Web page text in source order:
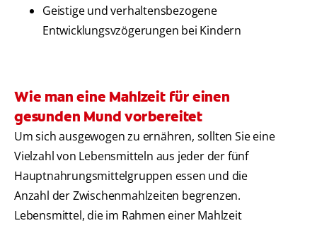
Geistige und verhaltensbezogene
Entwicklungsvzögerungen bei Kindern
Wie man eine Mahlzeit für einen
gesunden Mund vorbereitet
Um sich ausgewogen zu ernähren, sollten Sie eine
Vielzahl von Lebensmitteln aus jeder der fünf
Hauptnahrungsmittelgruppen essen und die
Anzahl der Zwischenmahlzeiten begrenzen.
Lebensmittel, die im Rahmen einer Mahlzeit